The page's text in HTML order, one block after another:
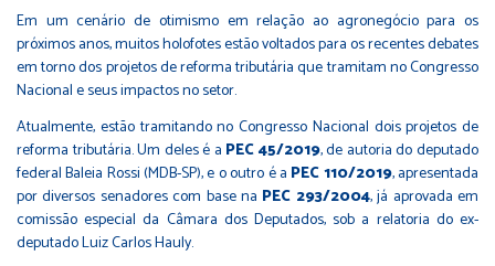
Em um cenário de otimismo em relação ao agronegócio para os
próximos anos, muitos holofotes estão voltados para os recentes debates
em torno dos projetos de reforma tributária que tramitam no Congresso
Nacional e seus impactos no setor.
Atualmente, estão tramitando no Congresso Nacional dois projetos de
reforma tributária. Um deles é a PEC 45/2019, de autoria do deputado
federal Baleia Rossi (MDB-SP), e o outro é a PEC 110/2019, apresentada
por diversos senadores com base na PEC 293/2004, já aprovada em
comissão especial da Câmara dos Deputados, sob a relatoria do ex-
deputado Luiz Carlos Hauly.